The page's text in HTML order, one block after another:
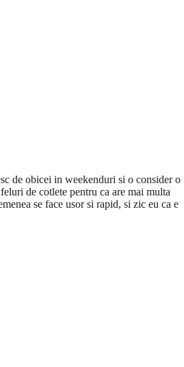
de obicei in weekenduri si o consider o
de cotlete pentru ca are mai multa
se face usor si rapid, si zic eu ca e